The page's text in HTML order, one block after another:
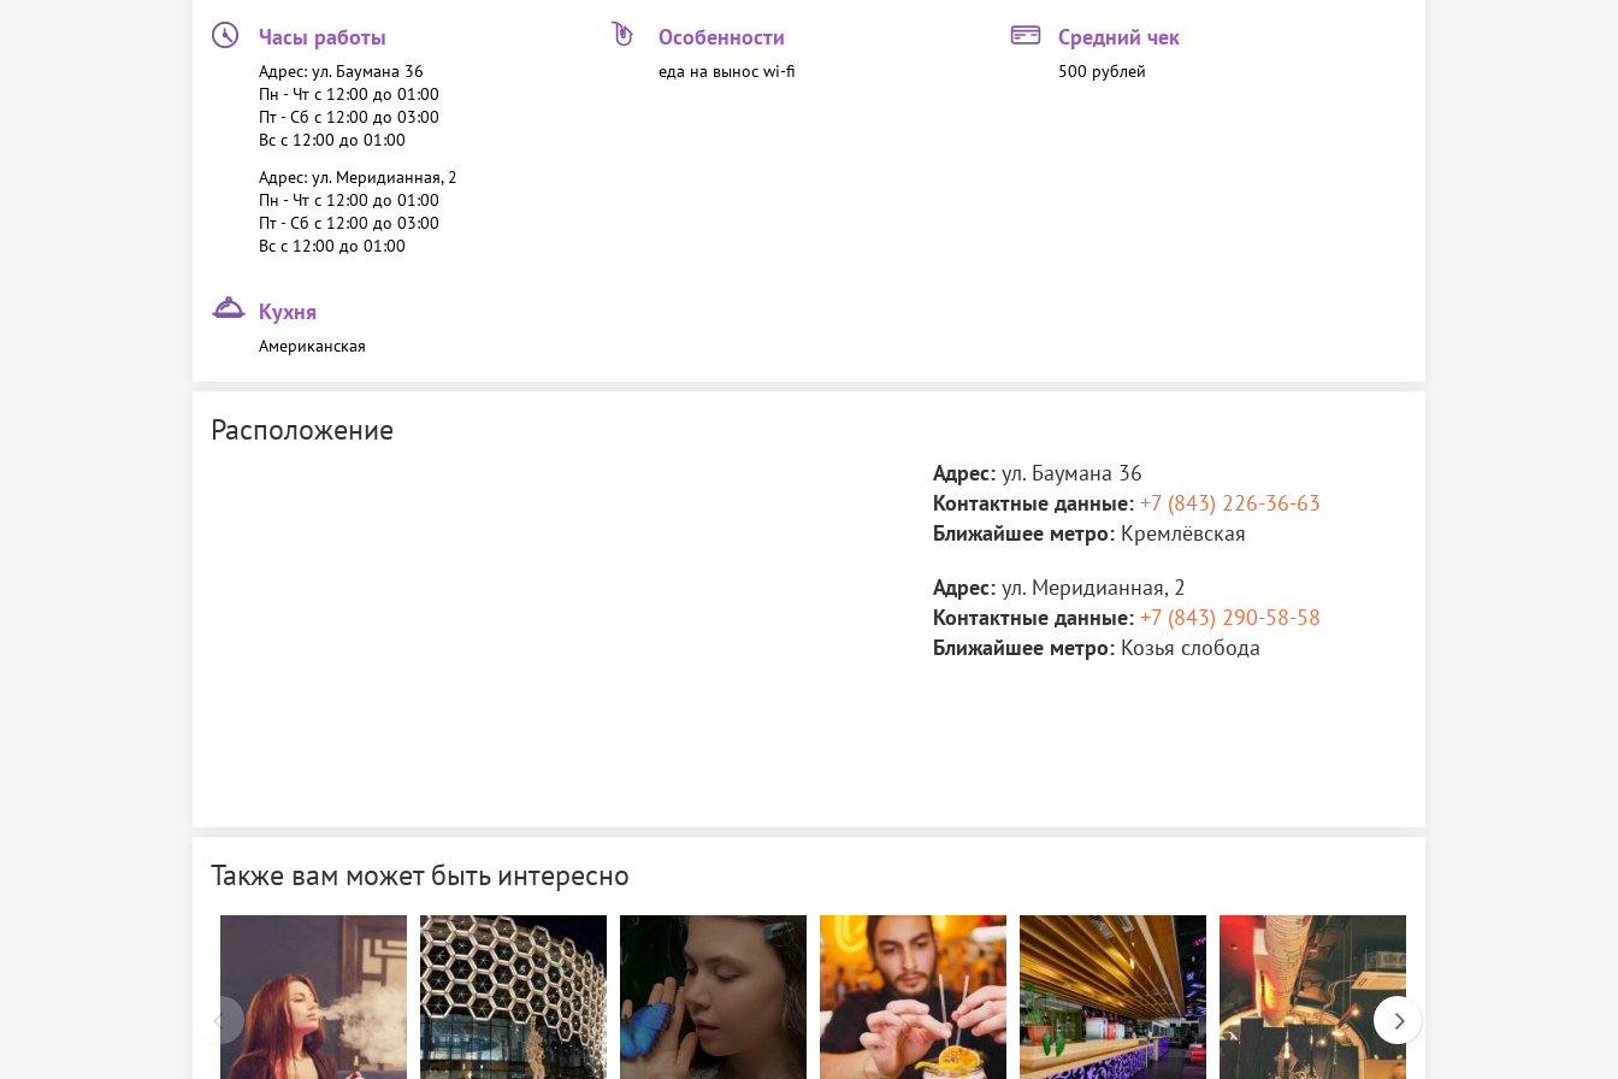
Часы работы
Адрес: ул. Баумана 36
Пн - Чт c 12:00 до 01:00
Пт - Сб c 12:00 до 03:00
Вс c 12:00 до 01:00
Адрес: ул. Меридианная, 2
Пн - Чт c 12:00 до 01:00
Пт - Сб c 12:00 до 03:00
Вс c 12:00 до 01:00
Особенности
еда на вынос wi-fi
Средний чек
500 рублей
Кухня
Американская
Расположение
Адрес: ул. Баумана 36
Контактные данные: +7 (843) 226-36-63
Ближайшее метро: Кремлёвская
Адрес: ул. Меридианная, 2
Контактные данные: +7 (843) 290-58-58
Ближайшее метро: Козья слобода
Также вам может быть интересно